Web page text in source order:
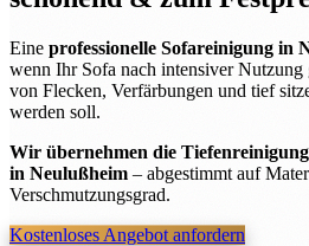
Eine professionelle Sofareinigung in
wenn Ihr Sofa nach intensiver
von Flecken, Verfärbungen und tief
werden soll.
Wir übernehmen die
in Neulußheim– abgestimmt auf
Verschmutzungsgrad.
Kostenloses Angebot anfordern